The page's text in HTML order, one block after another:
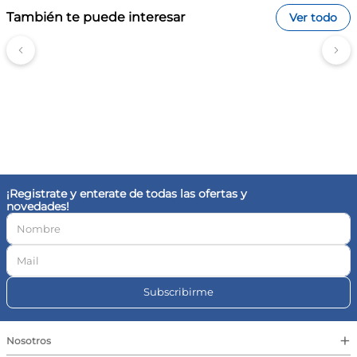
También te puede interesar Ver todo
¡Registrate y enterate de todas las ofertas y
novedades!
Subscribirme
Nosotros +